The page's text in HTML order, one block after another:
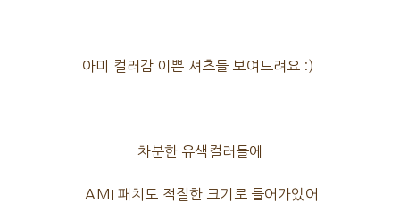
아미 컬러감 이쁜 셔츠들 보여드려요 :)
차분한 유색컬러들에
AMI 패치도 적절한 크기로 들어가있어